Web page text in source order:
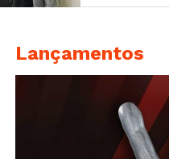
Lançamentos